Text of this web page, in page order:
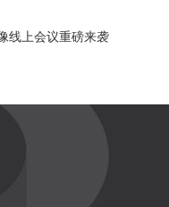
线上会议重磅来袭